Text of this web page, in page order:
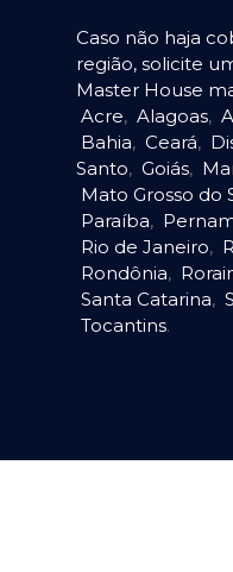
Caso não haja
região, solicite
Master House
Acre, Alagoas,
Bahia, Ceará,
Santo, Goiás,
Mato Grosso do
Paraíba,
Rio de Janeiro,
Rondônia,
Santa Catarina,
Tocantins.